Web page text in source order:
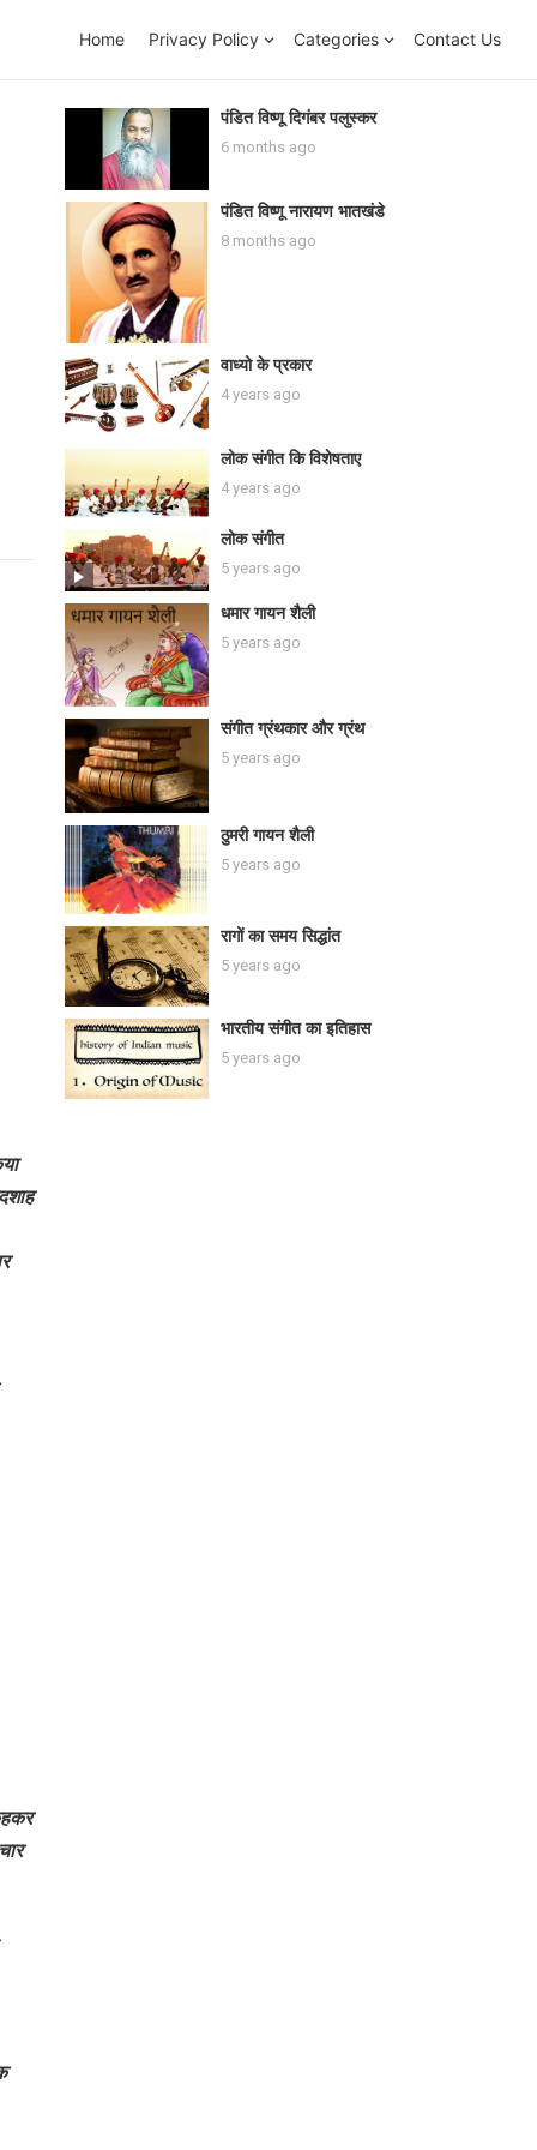
Home Privacy Policy Categories Contact Us
पंडित विष्णू दिगंबर पलुस्कर
6 months ago
पंडित विष्णू नारायण भातखंडे
8 months ago
वाध्यो के प्रकार
4 years ago
लोक संगीत कि विशेषताए
4 years ago
लोक संगीत
5 years ago
धमार गायन शैली
5 years ago
संगीत ग्रंथकार और ग्रंथ
5 years ago
ठुमरी गायन शैली
5 years ago
रागों का समय सिद्धांत
5 years ago
भारतीय संगीत का इतिहास
5 years ago